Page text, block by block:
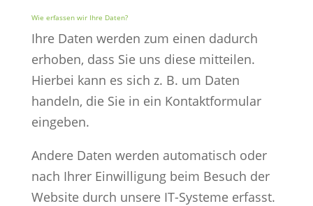
Wie erfassen wir Ihre Daten?
Ihre Daten werden zum einen dadurch
erhoben, dass Sie uns diese mitteilen.
Hierbei kann es sich z. B. um Daten
handeln, die Sie in ein Kontaktformular
eingeben.
Andere Daten werden automatisch oder
nach Ihrer Einwilligung beim Besuch der
Website durch unsere IT-Systeme erfasst.